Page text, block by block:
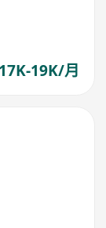
19K/月